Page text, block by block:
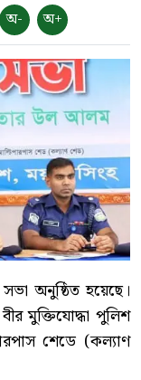
অ- অ+
অনুষ্ঠিত হয়েছে।
মুক্তিযোদ্ধা পুলিশ
শেডে (কল্যাণ